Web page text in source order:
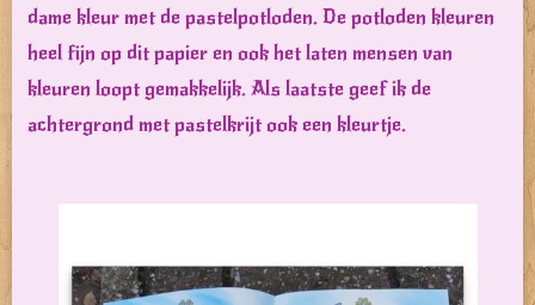
dame kleur met de pastelpotloden. De potloden kleuren
heel fijn op dit papier en ook het laten mensen van
kleuren loopt gemakkelijk. Als laatste geef ik de
achtergrond met pastelkrijt ook een kleurtje.